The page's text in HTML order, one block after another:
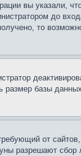
вы указали,
до
то
базы
от
разрешают